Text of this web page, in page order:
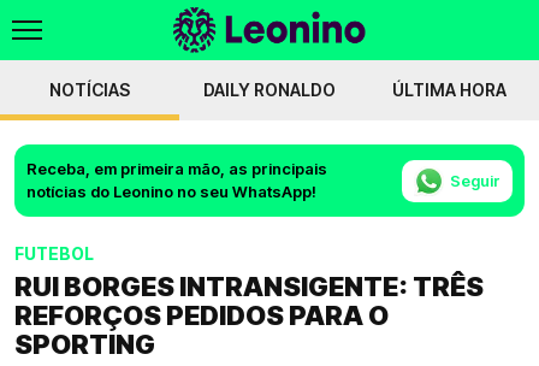
NOTÍCIAS DAILY RONALDO ÚLTIMA HORA
Receba, em primeira mão, as principais
notícias do Leonino no seu WhatsApp!
Seguir
FUTEBOL
RUI BORGES INTRANSIGENTE: TRÊS
REFORÇOS PEDIDOS PARA O
SPORTING